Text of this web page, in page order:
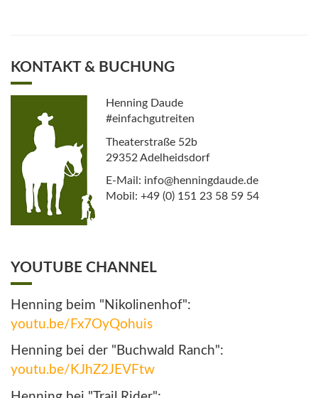
KONTAKT & BUCHUNG
Henning Daude
#einfachgutreiten
Theaterstraße 52b
29352 Adelheidsdorf
E-Mail: info@henningdaude.de
Mobil: +49 (0) 151 23 58 59 54
YOUTUBE CHANNEL
Henning beim "Nikolinenhof":
youtu.be/Fx7OyQohuis
Henning bei der "Buchwald Ranch":
youtu.be/KJhZ2JEVFtw